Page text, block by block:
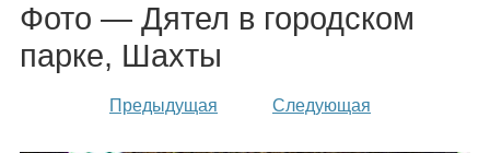
Фото — Дятел в городском
парке, Шахты
Предыдущая Следующая